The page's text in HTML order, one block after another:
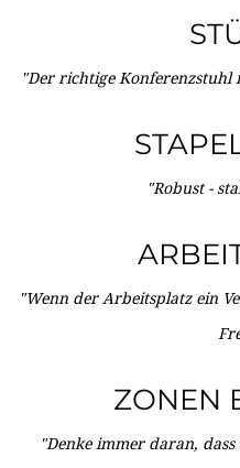
"Der richtige
"Robust -
"Wenn der Arbeitsplatz ein
ZONEN
"Denke immer daran,